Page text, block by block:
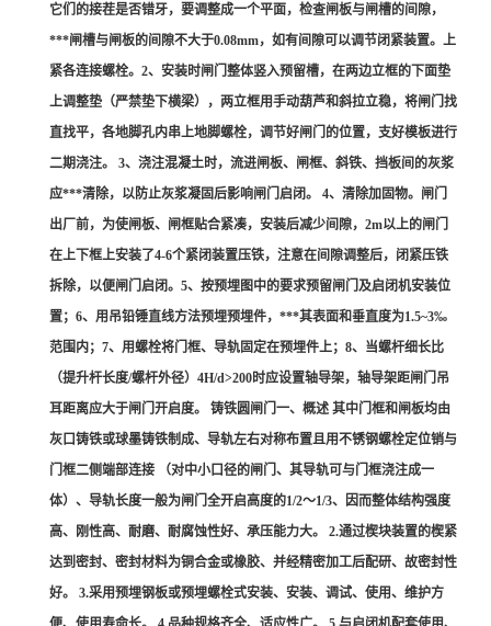
它们的接茬是否错牙，要调整成一个平面，检查闸板与闸槽的间隙，
***闸槽与闸板的间隙不大于0.08mm，如有间隙可以调节闭紧装置。上
紧各连接螺栓。2、安装时闸门整体竖入预留槽，在两边立框的下面垫
上调整垫（严禁垫下横梁），两立框用手动葫芦和斜拉立稳，将闸门找
直找平，各地脚孔内串上地脚螺栓，调节好闸门的位置，支好模板进行
二期浇注。 3、浇注混凝土时，流进闸板、闸框、斜铁、挡板间的灰浆
应***清除，以防止灰浆凝固后影响闸门启闭。 4、清除加固物。闸门
出厂前，为使闸板、闸框贴合紧凑，安装后减少间隙，2m以上的闸门
在上下框上安装了4-6个紧闭装置压铁，注意在间隙调整后，闭紧压铁
拆除，以便闸门启闭。5、按预埋图中的要求预留闸门及启闭机安装位
置；6、用吊铅锤直线方法预埋预埋件，***其表面和垂直度为1.5~3‰
范围内；7、用螺栓将门框、导轨固定在预埋件上；8、当螺杆细长比
（提升杆长度/螺杆外径）4H/d>200时应设置轴导架，轴导架距闸门吊
耳距离应大于闸门开启度。 铸铁圆闸门一、概述 其中门框和闸板均由
灰口铸铁或球墨铸铁制成、导轨左右对称布置且用不锈钢螺栓定位销与
门框二侧端部连接 （对中小口径的闸门、其导轨可与门框浇注成一
体）、导轨长度一般为闸门全开启高度的1/2～1/3、因而整体结构强度
高、刚性高、耐磨、耐腐蚀性好、承压能力大。 2.通过楔块装置的楔紧
达到密封、密封材料为铜合金或橡胶、并经精密加工后配研、故密封性
好。 3.采用预埋钢板或预埋螺栓式安装、安装、调试、使用、维护方